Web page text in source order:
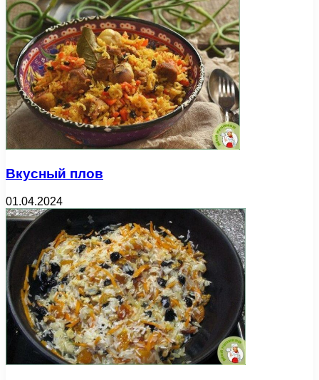
Вкусный плов
01.04.2024